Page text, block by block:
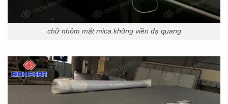
chữ nhôm mặt mica không viền dạ quang